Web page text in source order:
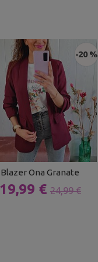
-20 %
Blazer Ona Granate
19,99 € 24,99 €